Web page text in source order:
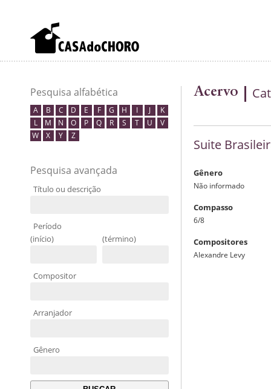
Pesquisa alfabética
A B C D E F G H I J
K
L
M N O P Q R S T U
V
W
X Y Z
Pesquisa avançada
Título ou descrição
Período
(início)
(término)
Compositor
Arranjador
Gênero
Acervo
Suite
Gênero
Não informado
Compasso
6/8
Compositores
Alexandre Levy